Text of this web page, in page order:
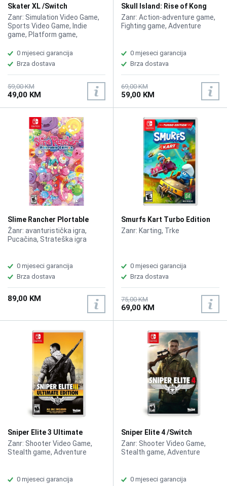
Skater XL /Switch
Zanr: Simulation Video Game,
Sports Video Game, Indie
game, Platform game,
0 mjeseci garancija
Brza dostava
59,00 KM
49,00 KM
Skull Island: Rise of Kong
/Switch
Zanr: Action-adventure game,
Fighting game, Adventure
0 mjeseci garancija
Brza dostava
69,00 KM
59,00 KM
Slime Rancher Plortable
Edition /Switch
Žanr: avanturistička igra,
Pucačina, Strateška igra
0 mjeseci garancija
Brza dostava
89,00 KM
Smurfs Kart Turbo Edition
/Switch
Zanr: Karting, Trke
0 mjeseci garancija
Brza dostava
75,00 KM
69,00 KM
Sniper Elite 3 Ultimate
Edition /Switch
Zanr: Shooter Video Game,
Stealth game, Adventure
0 mjeseci garancija
Sniper Elite 4 /Switch
Zanr: Shooter Video Game,
Stealth game, Adventure
0 mjeseci garancija